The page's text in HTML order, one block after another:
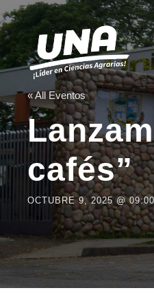
« All Eventos
cafés”
OCTUBRE 9, 2025 @ 09:00